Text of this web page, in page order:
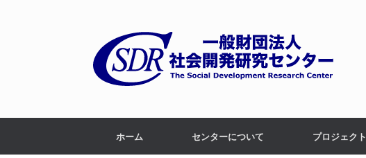
ホーム センターについて プロジェクト